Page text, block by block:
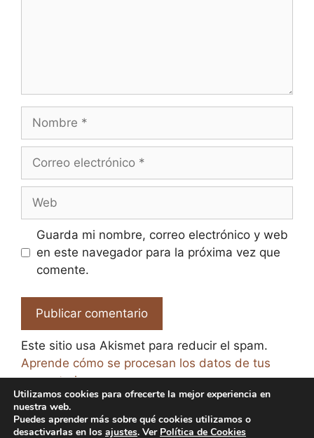
Nombre
Correo
Web
Guarda mi nombre, correo electrónico y web
en este navegador para la próxima vez que
comente.
Este sitio usa Akismet para reducir el spam.
Aprende cómo se procesan los datos de tus
comentarios.
Utilizamos cookies para ofrecerte la mejor experiencia en
nuestra web.
Puedes aprender más sobre qué cookies utilizamos o
desactivarlas en los ajustes. Ver Política de Cookies